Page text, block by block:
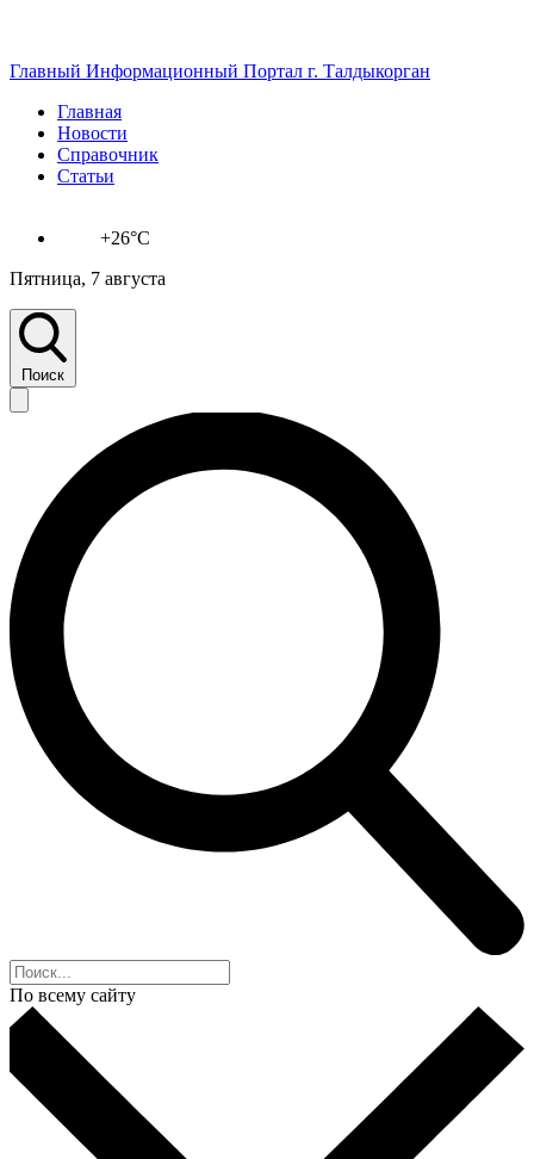
Главный Информационный Портал г. Талдыкорган
Главная
Новости
Справочник
Статьи
+26°C
Пятница, 7 августа
Поиск
По всему сайту